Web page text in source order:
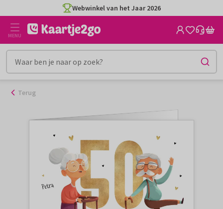
naar
inhoud
Webwinkel van het Jaar 2026
MENU
Terug